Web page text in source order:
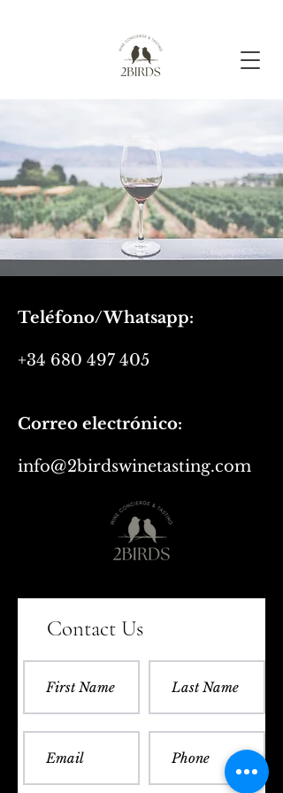
Teléfono/Whatsapp:
+34 680 497 405
Correo electrónico:
info@2birdswinetasting.com
Contact Us